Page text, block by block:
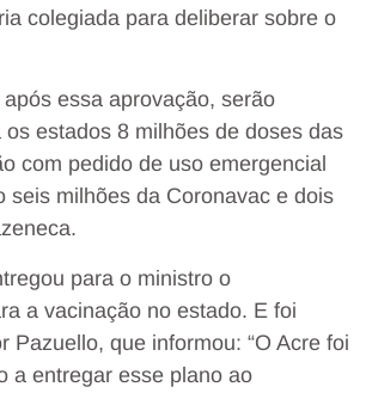
colegiada para deliberar sobre o
essa aprovação, serão
estados 8 milhões de doses das
com pedido de uso emergencial
seis milhões da Coronavac e dois
para o ministro o
a vacinação no estado. E foi
Pazuello, que informou: “O Acre foi
a entregar esse plano ao